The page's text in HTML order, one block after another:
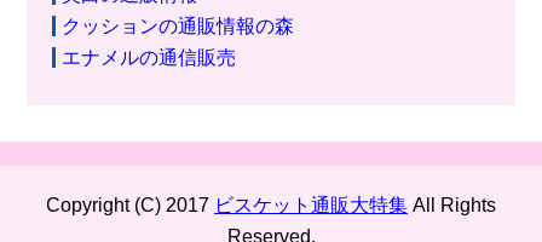
クッションの通販情報の森
エナメルの通信販売
Copyright (C) 2017 ビスケット通販大特集 All Rights
Reserved.